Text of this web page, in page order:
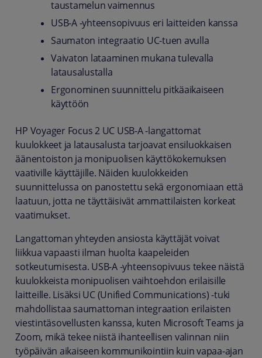
taustamelun vaimennus
USB-A -yhteensopivuus eri laitteiden kanssa
Saumaton integraatio UC-tuen avulla
Vaivaton lataaminen mukana tulevalla
latausalustalla
Ergonominen suunnittelu pitkäaikaiseen
käyttöön
HP Voyager Focus 2 UC USB-A -langattomat
kuulokkeet ja latausalusta tarjoavat ensiluokkaisen
äänentoiston ja monipuolisen käyttökokemuksen
vaativille käyttäjille. Näiden kuulokkeiden
suunnittelussa on panostettu sekä ergonomiaan että
laatuun, jotta ne täyttäisivät ammattilaisten korkeat
vaatimukset.
Langattoman yhteyden ansiosta käyttäjät voivat
liikkua vapaasti ilman huolta kaapeleiden
sotkeutumisesta. USB-A -yhteensopivuus tekee näistä
kuulokkeista monipuolisen vaihtoehdon erilaisille
laitteille. Lisäksi UC (Unified Communications) -tuki
mahdollistaa saumattoman integraation erilaisten
viestintäsovellusten kanssa, kuten Microsoft Teams ja
Zoom, mikä tekee niistä ihanteellisen valinnan niin
työpäivän aikaiseen kommunikointiin kuin vapaa-ajan